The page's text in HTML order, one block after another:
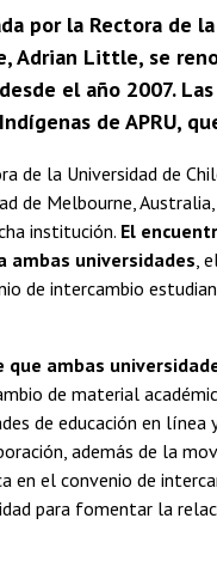
por la Rectora de
Adrian Little, se
el año 2007.
de APRU,
de la Universidad de
de Melbourne,
institución. El
ambas universidades ,
de intercambio
que ambas
de material
de educación en
además de la
en el convenio de
para fomentar la